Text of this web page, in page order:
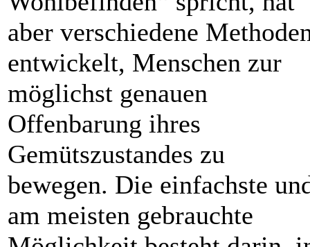
aber verschiedene
entwickelt, Menschen zur
möglichst genauen
Offenbarung ihres
Gemütszustandes zu
bewegen. Die einfachste
am meisten gebrauchte